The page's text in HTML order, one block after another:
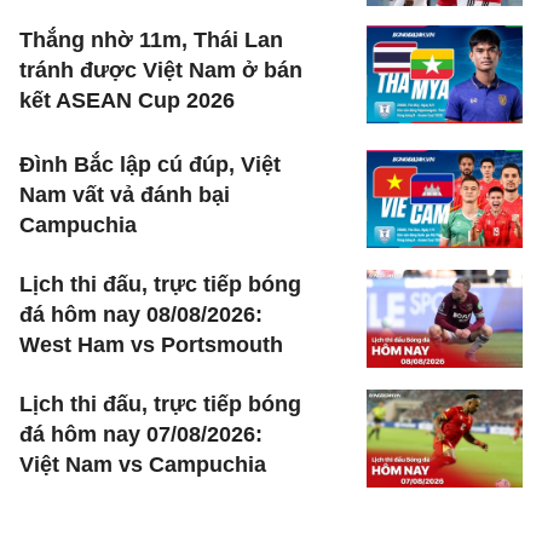
Thắng nhờ 11m, Thái Lan
tránh được Việt Nam ở bán
kết ASEAN Cup 2026
Đình Bắc lập cú đúp, Việt
Nam vất vả đánh bại
Campuchia
Lịch thi đấu, trực tiếp bóng
đá hôm nay 08/08/2026:
West Ham vs Portsmouth
Lịch thi đấu, trực tiếp bóng
đá hôm nay 07/08/2026:
Việt Nam vs Campuchia